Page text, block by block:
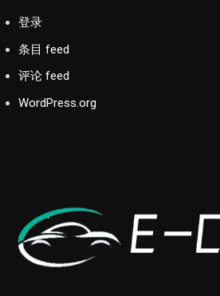
登录
条目 feed
评论 feed
WordPress.org